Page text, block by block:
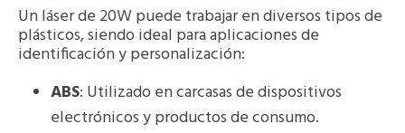
Un láser de 20W puede trabajar en diversos tipos de
plásticos, siendo ideal para aplicaciones de
identificación y personalización:
ABS: Utilizado en carcasas de dispositivos
electrónicos y productos de consumo.